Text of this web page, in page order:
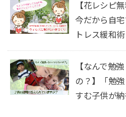
【花レシピ
今だから自
トレス緩和術
【なんで勉
の？】「勉
すむ子供が